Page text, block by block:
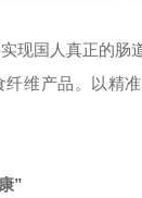
现国人真正的肠
维产品。
以精
”